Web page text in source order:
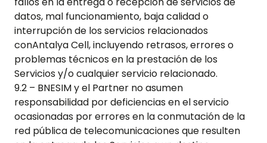
datos, mal funcionamiento, baja calidad o
interrupción de los servicios relacionados
conAntalya Cell, incluyendo retrasos, errores o
problemas técnicos en la prestación de los
Servicios y/o cualquier servicio relacionado.
9.2 – BNESIM y el Partner no asumen
responsabilidad por deficiencias en el servicio
ocasionadas por errores en la conmutación de la
red pública de telecomunicaciones que resulten